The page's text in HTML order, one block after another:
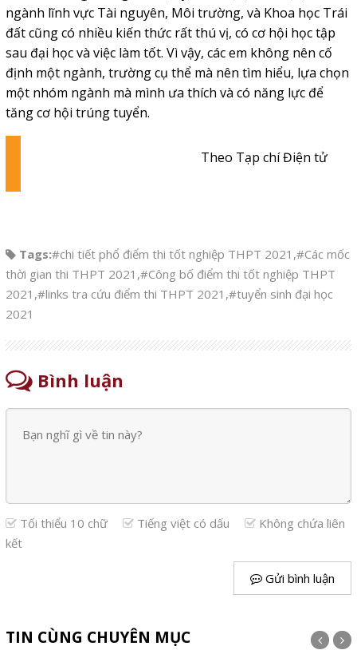
ngành lĩnh vực Tài nguyên, Môi trường, và Khoa học Trái
đất cũng có nhiều kiến thức rất thú vị, có cơ hội học tập
sau đại học và việc làm tốt. Vì vậy, các em không nên cố
định một ngành, trường cụ thể mà nên tìm hiểu, lựa chọn
một nhóm ngành mà mình ưa thích và có năng lực để
tăng cơ hội trúng tuyển.
Theo Tạp chí Điện tử
Tags:#chi tiết phổ điểm thi tốt nghiệp THPT 2021 ,#Các mốc
thời gian thi THPT 2021 ,#Công bố điểm thi tốt nghiệp THPT
2021 ,#links tra cứu điểm thi THPT 2021 ,#tuyển sinh đại học
2021
Bình luận
Tối thiểu 10 chữ Tiếng việt có dấu
Không chứa liên
kết
Gửi bình luận
TIN CÙNG CHUYÊN MỤC